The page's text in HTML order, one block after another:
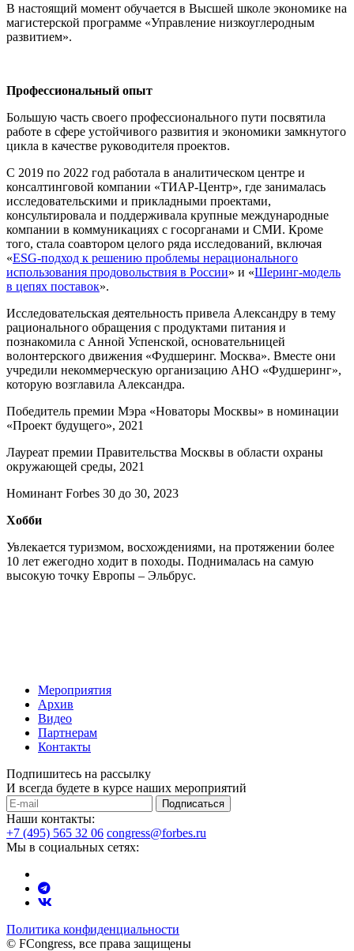
В настоящий момент обучается в Высшей школе экономике на
магистерской программе «Управление низкоуглеродным
развитием».
Профессиональный опыт
Большую часть своего профессионального пути посвятила
работе в сфере устойчивого развития и экономики замкнутого
цикла в качестве руководителя проектов.
С 2019 по 2022 год работала в аналитическом центре и
консалтинговой компании «ТИАР-Центр», где занималась
исследовательскими и прикладными проектами,
консультировала и поддерживала крупные международные
компании в коммуникациях с госорганами и СМИ. Кроме
того, стала соавтором целого ряда исследований, включая
«ESG-подход к решению проблемы нерационального
использования продовольствия в России» и «Шеринг-модель
в цепях поставок».
Исследовательская деятельность привела Александру в тему
рационального обращения с продуктами питания и
познакомила с Анной Успенской, основательницей
волонтерского движения «Фудшеринг. Москва». Вместе они
учредили некоммерческую организацию АНО «Фудшеринг»,
которую возглавила Александра.
Победитель премии Мэра «Новаторы Москвы» в номинации
«Проект будущего», 2021
Лауреат премии Правительства Москвы в области охраны
окружающей среды, 2021
Номинант Forbes 30 до 30, 2023
Хобби
Увлекается туризмом, восхождениями, на протяжении более
10 лет ежегодно ходит в походы. Поднималась на самую
высокую точку Европы – Эльбрус.
Мероприятия
Архив
Видео
Партнерам
Контакты
Подпишитесь на рассылку
И всегда будете в курсе наших мероприятий
Подписаться
Наши контакты:
+7 (495) 565 32 06 congress@forbes.ru
Мы в социальных сетях:
Политика конфиденциальности
© FCongress, все права защищены